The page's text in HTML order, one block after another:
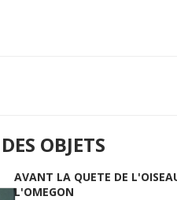
OBJETS
AVANT LA QUETE DE
L'OMEGON